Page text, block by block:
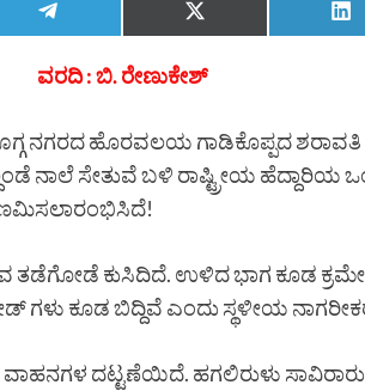
ವರದಿ : ಬಿ. ರೇಣುಕೇಶ್
ನಗರದ ಹೊರವಲಯ ಗಾಡಿಕೊಪ್ಪದ
ನಾಲೆ ಸೇತುವೆ ಬಳಿ ರಾಷ್ಟ್ರೀಯ ಹೆದ್ದಾರಿಯ
ತಡೆಗೋಡೆ ಕುಸಿದಿದೆ. ಉಳಿದ ಭಾಗ ಕೂಡ
ಗಳು ಕೂಡ ಬಿದ್ದಿವೆ ಎಂದು ಸ್ಥಳೀಯ
ವಾಹನಗಳ ದಟ್ಟಣೆಯಿದೆ. ಹಗಲಿರುಳು